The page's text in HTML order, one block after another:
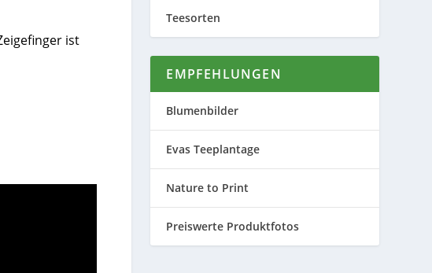
ist
Teesorten
EMPFEHLUNGEN
Blumenbilder
Evas Teeplantage
Nature to Print
Preiswerte Produktfotos